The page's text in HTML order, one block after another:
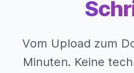
Vom Upload zum
Minuten. Keine